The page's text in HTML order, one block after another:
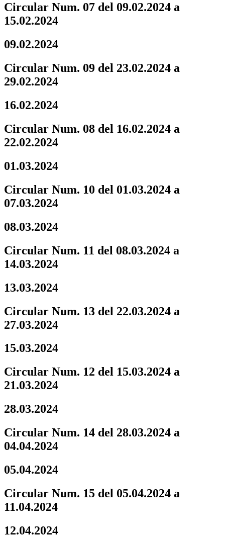
Circular Num. 07 del 09.02.2024 a
15.02.2024
09.02.2024
Circular Num. 09 del 23.02.2024 a
29.02.2024
16.02.2024
Circular Num. 08 del 16.02.2024 a
22.02.2024
01.03.2024
Circular Num. 10 del 01.03.2024 a
07.03.2024
08.03.2024
Circular Num. 11 del 08.03.2024 a
14.03.2024
13.03.2024
Circular Num. 13 del 22.03.2024 a
27.03.2024
15.03.2024
Circular Num. 12 del 15.03.2024 a
21.03.2024
28.03.2024
Circular Num. 14 del 28.03.2024 a
04.04.2024
05.04.2024
Circular Num. 15 del 05.04.2024 a
11.04.2024
12.04.2024